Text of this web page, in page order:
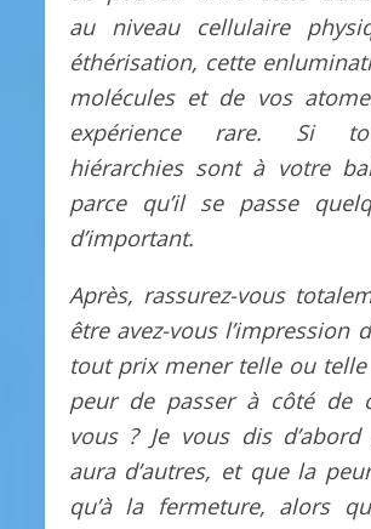
au niveau cellulaire
éthérisation, cette
molécules et de vos
expérience rare. Si
hiérarchies sont à votre
parce qu’il se passe
d’important.
Après, rassurez-vous
être avez-vous l’impression
tout prix mener telle ou
peur de passer à côté de
vous ? Je vous dis
aura d’autres, et que la
qu’à la fermeture, alors